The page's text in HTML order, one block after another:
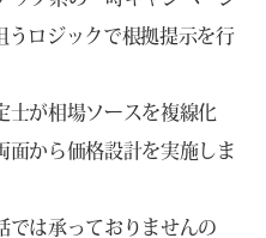
うロジックで根拠提示を行
士が相場ソースを複線化
面から価格設計を実施しま
では承っておりませんの